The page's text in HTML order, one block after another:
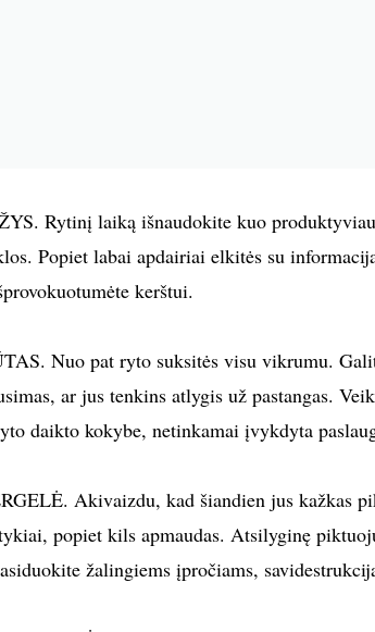
Rytinį laiką išnaudokite kuo
Popiet labai apdairiai elkitės su
kerštui.
Nuo pat ryto suksitės visu vikrumu.
ar jus tenkins atlygis už pastangas.
daikto kokybe, netinkamai įvykdyta
Akivaizdu, kad šiandien jus kažkas
popiet kils apmaudas. Atsilyginę
žalingiems įpročiams,